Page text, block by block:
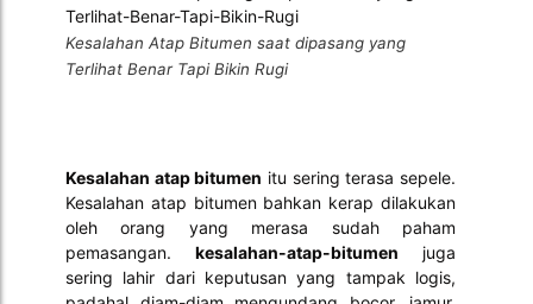
Tamko
Tarkey
Tarkey
TegolaKesalahan Atap Bitumen saat dipasang yang
Terlihat Benar Tapi Bikin Rugi
Kesalahan atap bitumen itu sering terasa sepele.
Kesalahan atap bitumen bahkan kerap dilakukan
oleh orang yang merasa sudah paham
pemasangan. kesalahan-atap-bitumen juga
sering lahir dari keputusan yang tampak logis,